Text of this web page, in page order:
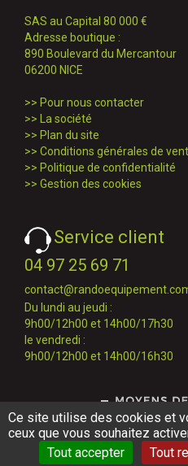
SAS au Capital 80 000 €
Adresse boutique :
890 Boulevard du Mercantour
06200 NICE
>> Pour nous contacter
>> La société
>> Plan du site
>> Conditions générales de
>> Politique de confidentialité
>> Gestion des cookies
Service client
04 97 25 69 71
Du lundi au jeudi :
9h00/12h00 et 14h00/17h30
le vendredi :
9h00/12h00 et 14h00/16h30
Ce site utilise des cookies et
ceux que vous souhaitez
Tout accepter
Tout